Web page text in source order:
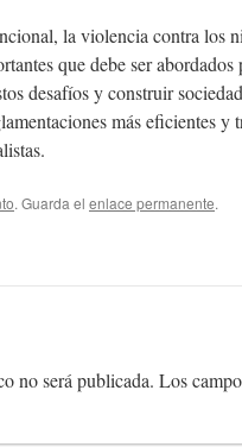
la violencia contra los
que debe ser
desafíos y construir
más eficientes y
. Guarda el enlace permanente.
no será publicada. Los